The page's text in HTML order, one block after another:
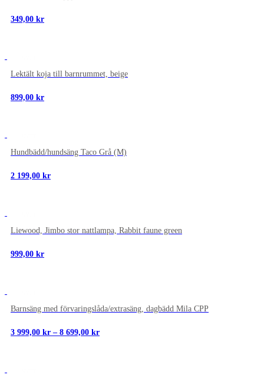
349,00 kr
Lektält koja till barnrummet, beige
899,00 kr
Hundbädd/hundsäng Taco Grå (M)
2 199,00 kr
Liewood, Jimbo stor nattlampa, Rabbit faune green
999,00 kr
Barnsäng med förvaringslåda/extrasäng, dagbädd Mila CPP
3 999,00 kr – 8 699,00 krPrisintervall: